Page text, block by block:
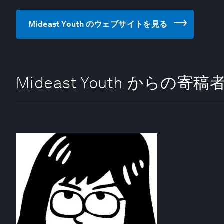
Mideast Youth のウェブサイトを見る
Mideast Youth からの寄稿